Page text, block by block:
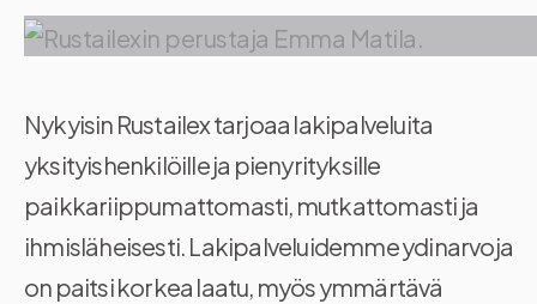
Nykyisin Rustailex tarjoaa lakipalveluita
yksityishenkilöille ja pienyrityksille
paikkariippumattomasti, mutkattomasti ja
ihmisläheisesti. Lakipalveluidemme ydinarvoja
on paitsi korkea laatu, myös ymmärtävä